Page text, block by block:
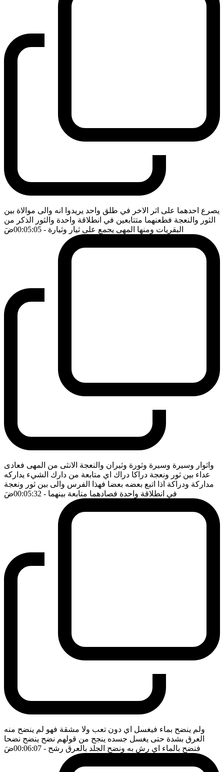
يصرع احدهما على اثر الاخر في طلق واحد يريدوا انه والى موالاة بين
الثور والنعجة فطعنهما متتابعين في انطلاقة واحدة والثور الذكر من
البقريات ومنها المهى يجمع على ثيار وثيارة - 00:05:05 ضَ
واثوار وسيرة وسيرة وثورة وثيران والنعجة الانثى من المهى فعادى
عداء بين ثور ونعجة دراكا دراك اي متابعة من دارك الشيء يداركه
مداركة ودراكة اذا اتبع بعضه بعضا فهذا الفرس والى بين ثور ونعجة
في انطلاقة واحدة فصادهما متابعة بينهما - 00:05:32 ضَ
ولم ينضح بماء فيغسل اي دون تعب ولا مشقة فهو لم ينضح منه
العرق بشدة حتى يغسل جسده ينجح من قولهم نضح ينضح نضحا
فنضح بالماء اي رش به ونضح الجلد بالعرق رشح - 00:06:07 ضَ